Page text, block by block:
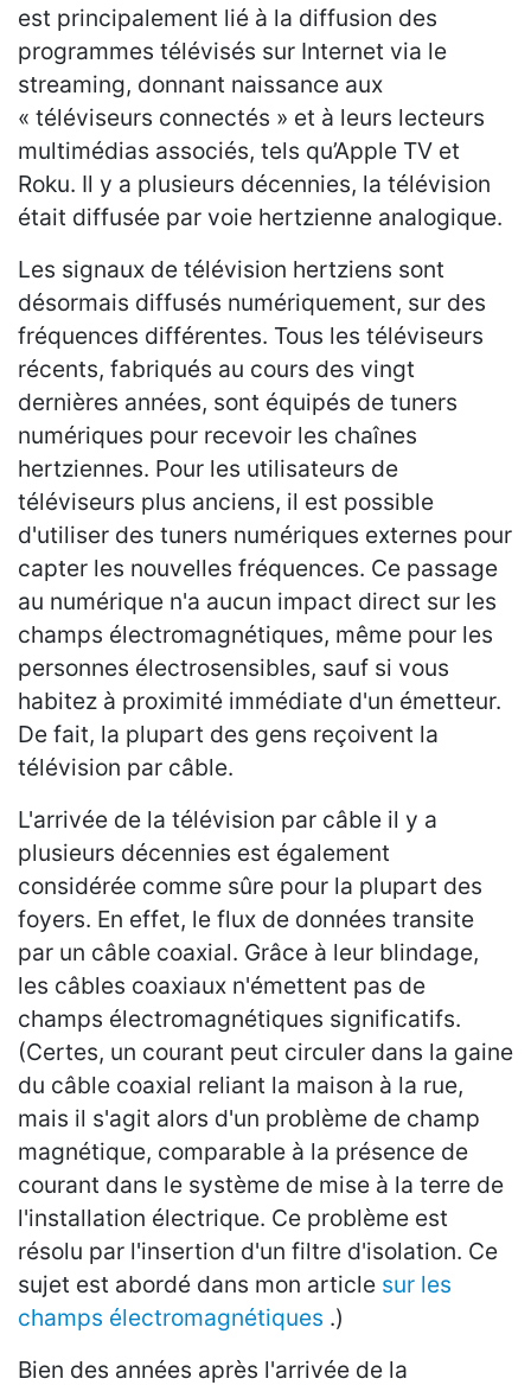
est principalement lié à la diffusion des
programmes télévisés sur Internet via le
streaming, donnant naissance aux
« téléviseurs connectés » et à leurs lecteurs
multimédias associés, tels qu’Apple TV et
Roku. Il y a plusieurs décennies, la télévision
était diffusée par voie hertzienne analogique.
Les signaux de télévision hertziens sont
désormais diffusés numériquement, sur des
fréquences différentes. Tous les téléviseurs
récents, fabriqués au cours des vingt
dernières années, sont équipés de tuners
numériques pour recevoir les chaînes
hertziennes. Pour les utilisateurs de
téléviseurs plus anciens, il est possible
d'utiliser des tuners numériques externes pour
capter les nouvelles fréquences. Ce passage
au numérique n'a aucun impact direct sur les
champs électromagnétiques, même pour les
personnes électrosensibles, sauf si vous
habitez à proximité immédiate d'un émetteur.
De fait, la plupart des gens reçoivent la
télévision par câble.
L'arrivée de la télévision par câble il y a
plusieurs décennies est également
considérée comme sûre pour la plupart des
foyers. En effet, le flux de données transite
par un câble coaxial. Grâce à leur blindage,
les câbles coaxiaux n'émettent pas de
champs électromagnétiques significatifs.
(Certes, un courant peut circuler dans la gaine
du câble coaxial reliant la maison à la rue,
mais il s'agit alors d'un problème de champ
magnétique, comparable à la présence de
courant dans le système de mise à la terre de
l'installation électrique. Ce problème est
résolu par l'insertion d'un filtre d'isolation. Ce
sujet est abordé dans mon article sur les
champs électromagnétiques .)
Bien des années après l'arrivée de la